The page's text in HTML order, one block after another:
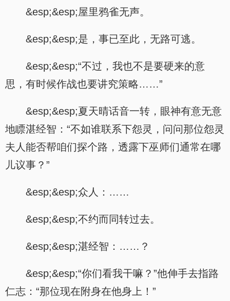
&esp;&esp;屋里鸦雀无声。
&esp;&esp;是，事已至此，无路可逃。
&esp;&esp;“不过，我也不是要硬来的意
思，有时候作战也要讲究策略……”
&esp;&esp;夏天晴话音一转，眼神有意无意
地瞟湛经智：“不如谁联系下怨灵，问问那位怨灵
夫人能否帮咱们探个路，透露下巫师们通常在哪
儿议事？”
&esp;&esp;众人：……
&esp;&esp;不约而同转过去。
&esp;&esp;湛经智：……？
&esp;&esp;“你们看我干嘛？”他伸手去指路
仁志：“那位现在附身在他身上！”